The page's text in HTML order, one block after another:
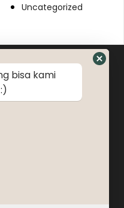
Uncategorized
Pondok
bisa kami